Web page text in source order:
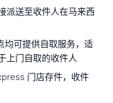
派送至收件人在马来西
均可提供自取服务，适
上门自取的收件人
门店存件，收件